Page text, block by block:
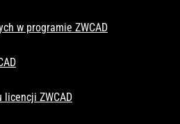
w programie ZWCAD
ZWCAD